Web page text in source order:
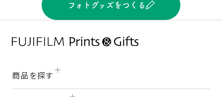
フォトグッズをつくる
商品を探す